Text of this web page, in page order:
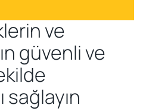
Video
ve
güvenli ve
sağlayın